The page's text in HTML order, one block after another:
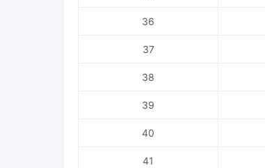
36
37
38
39
40
41